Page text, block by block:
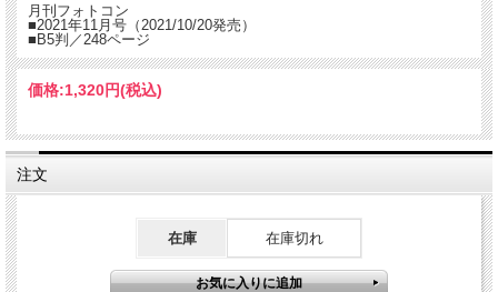
特集3 撮影者の心の動きは伝わるものなのか! 感動的な出会いを感動的に撮る方法
写真はその場での感動を詰め込むものですが、今までに見たことない、驚くような
感動ってそんなに出会えるものではありません。むしろ「あっいいな」と思える心
の小さな動きでいいのです。感じたらあとは撮るだけ、しかも撮るときは感動に浸
っていたらシャッターをきれません。まずは撮ることに集中するしかありません。
特集4 写真家の持ち物をチェック! カメラバッグの中を見せてください!
写真家が何をカメラバッグに入れて撮影に行っているのか……実は知りたいという
人が多いのです。そんな声にお応えして人気写真家のカメラバッグを覗かせていた
だきました。ちょっとした小物が撮影を楽にさせてくれたりします。さあ、どんな
航空写真家 ルーク・オザワが伝える キヤノンEOS R3が変える写真表現
写。その手ごたえをリアルな感想として伝えてくれます。巻頭からドンと展開し、
月刊フォトコン
■2021年11月号（2021/10/20発売）
■B5判／248ページ
価格:1,320円(税込)
注文
在庫 在庫切れ